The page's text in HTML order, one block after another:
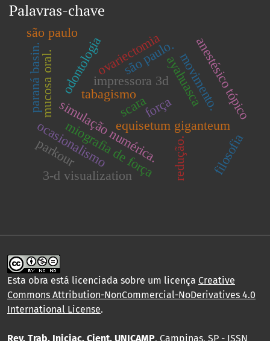
Palavras-chave
impressora 3d
scara
simulação numérica.equisetum giganteum
ovariectomia
miografia de força
ayahuasca
tabagismo
redução.
ocasionalismo
forçamovimento.
anestésico tópico
odontologia
mucosa oral.
3-d visualization
paraná basin.
parkour
são paulo.
filosofia
são paulo
Esta obra está licenciada sobre um licença Creative
Commons Attribution-NonCommercial-NoDerivatives 4.0
International License.
Rev. Trab. Iniciac. Cient. UNICAMP, Campinas, SP - ISSN